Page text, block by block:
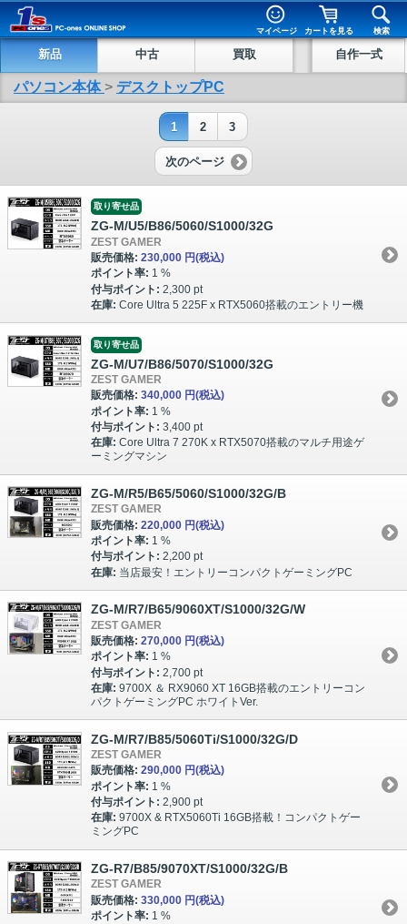
マイページ カートを見る 検索
新品 中古 買取 自作一式
パソコン本体 > デスクトップPC
1 2 3
次のページ
取り寄せ品
ZG-M/U5/B86/5060/S1000/32G
ZEST GAMER
販売価格: 230,000 円(税込)
ポイント率: 1 %
付与ポイント: 2,300 pt
在庫: Core Ultra 5 225F x RTX5060搭載のエントリー機
取り寄せ品
ZG-M/U7/B86/5070/S1000/32G
ZEST GAMER
販売価格: 340,000 円(税込)
ポイント率: 1 %
付与ポイント: 3,400 pt
在庫: Core Ultra 7 270K x RTX5070搭載のマルチ用途ゲ
ーミングマシン
ZG-M/R5/B65/5060/S1000/32G/B
ZEST GAMER
販売価格: 220,000 円(税込)
ポイント率: 1 %
付与ポイント: 2,200 pt
在庫: 当店最安！エントリーコンパクトゲーミングPC
ZG-M/R7/B65/9060XT/S1000/32G/W
ZEST GAMER
販売価格: 270,000 円(税込)
ポイント率: 1 %
付与ポイント: 2,700 pt
在庫: 9700X ＆ RX9060 XT 16GB搭載のエントリーコン
パクトゲーミングPC ホワイトVer.
ZG-M/R7/B85/5060Ti/S1000/32G/D
ZEST GAMER
販売価格: 290,000 円(税込)
ポイント率: 1 %
付与ポイント: 2,900 pt
在庫: 9700X & RTX5060Ti 16GB搭載！コンパクトゲー
ミングPC
ZG-R7/B85/9070XT/S1000/32G/B
ZEST GAMER
販売価格: 330,000 円(税込)
ポイント率: 1 %